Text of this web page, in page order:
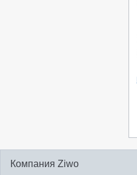
Компания Ziwo